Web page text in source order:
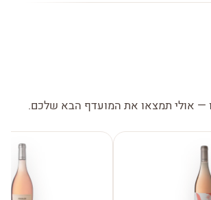
— אולי תמצאו את המועדף הבא שלכם.